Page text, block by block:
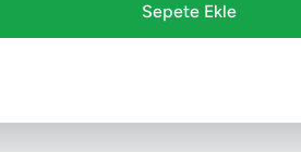
Sepete Ekle